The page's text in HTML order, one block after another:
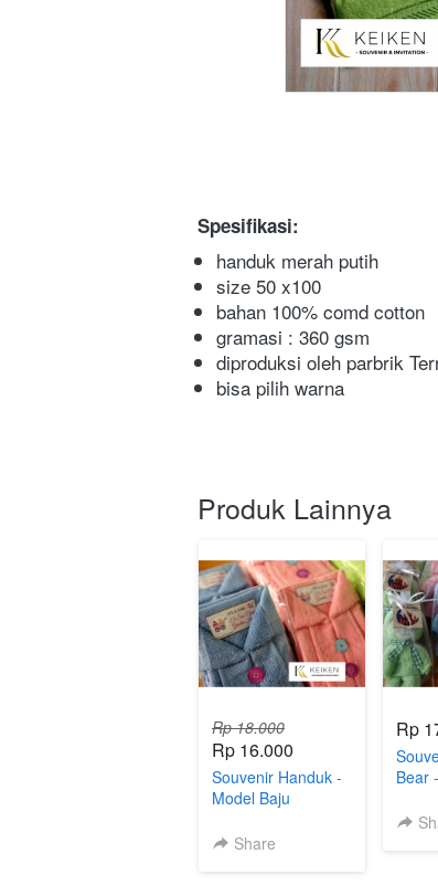
Spesifikasi:
handuk merah putih
size 50 x100
bahan 100% comd cotton
gramasi : 360 gsm
diproduksi oleh parbrik
bisa pilih warna
Produk Lainnya
Rp 18.000
Rp 16.000
Souvenir Handuk -
Model Baju
Share
Rp
Bear